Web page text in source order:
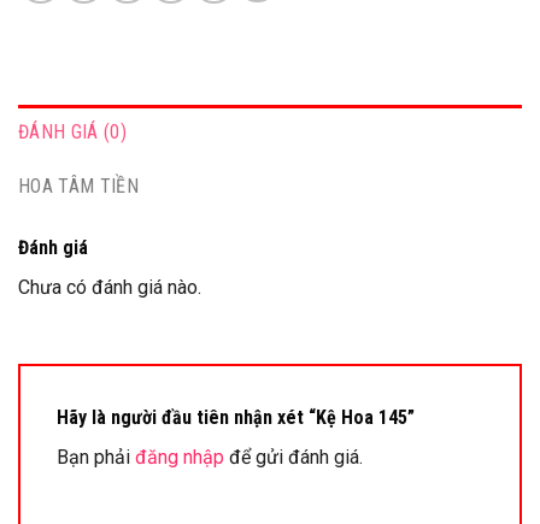
ĐÁNH GIÁ (0)
HOA TÂM TIỀN
Đánh giá
Chưa có đánh giá nào.
Hãy là người đầu tiên nhận xét “Kệ Hoa 145”
Bạn phải đăng nhập để gửi đánh giá.